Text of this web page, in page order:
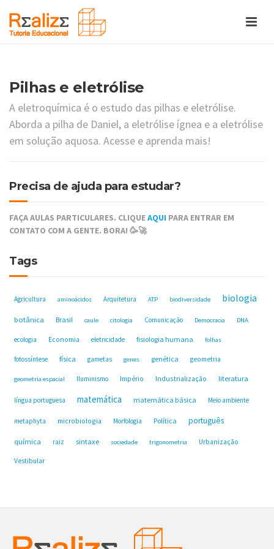
Pilhas e eletrólise
A eletroquímica é o estudo das pilhas e eletrólise.
Aborda a pilha de Daniel, a eletrólise ígnea e a eletrólise
em solução aquosa. Acesse e aprenda mais!
Precisa de ajuda para estudar?
FAÇA AULAS PARTICULARES. CLIQUEAQUI PARA ENTRAR EM
CONTATO COM A GENTE. BORA! 🥳🚀
Tags
Agricultura aminoácidos Arquitetura ATP biodiversidade biologia
botânica Brasil caule citologia Comunicação Democracia DNA
ecologia Economia eletricidade fisiologia humana folhas
fotossíntese física gametas genes genética geometria
geometria espacial Iluminismo Império Industrialização literatura
língua portuguesa matemática matemática básica Meio ambiente
metaphyta microbiologia Morfologia Política português
química raiz sintaxe sociedade trigonometria Urbanização
Vestibular